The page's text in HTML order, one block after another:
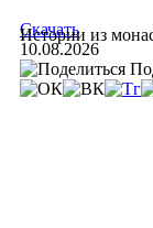
Истории из
Скачать
10.08.2026